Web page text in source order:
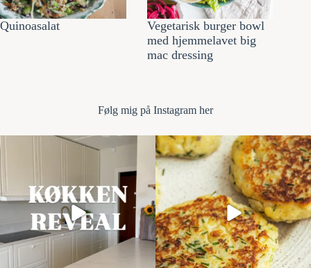
Quinoasalat
Vegetarisk burger bowl
med hjemmelavet big
mac dressing
Følg mig på Instagram her